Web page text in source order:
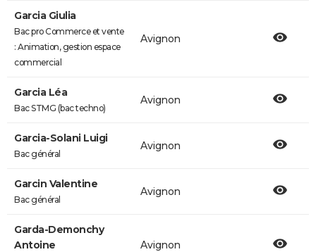
Garcia Giulia
Bac pro Commerce et vente
: Animation, gestion espace
commercial
Avignon
Garcia Léa
Bac STMG (bac techno)
Avignon
Garcia-Solani Luigi
Bac général
Avignon
Garcin Valentine
Bac général
Avignon
Garda-Demonchy
Antoine
Avignon